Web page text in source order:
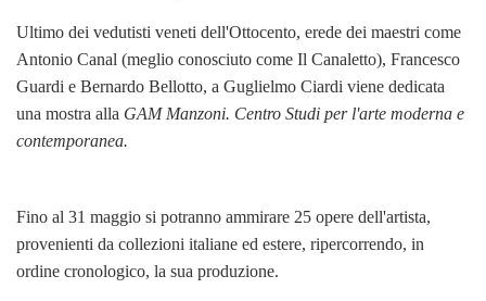
Ultimo dei vedutisti veneti dell'Ottocento, erede dei maestri come
Antonio Canal (meglio conosciuto come Il Canaletto), Francesco
Guardi e Bernardo Bellotto, a Guglielmo Ciardi viene dedicata
una mostra alla GAM Manzoni. Centro Studi per l'arte moderna e
contemporanea.
Fino al 31 maggio si potranno ammirare 25 opere dell'artista,
provenienti da collezioni italiane ed estere, ripercorrendo, in
ordine cronologico, la sua produzione.